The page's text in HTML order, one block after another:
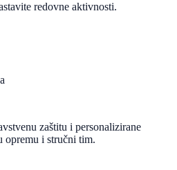
redovne aktivnosti.
zaštitu i personalizirane
opremu i stručni tim.